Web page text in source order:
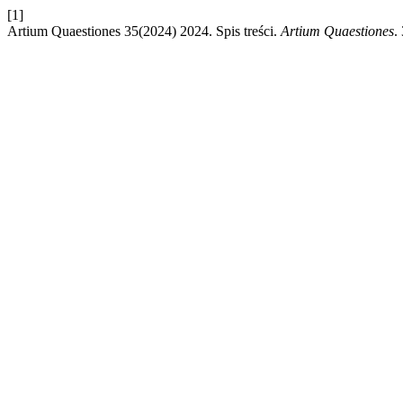
[1]
Artium Quaestiones 35(2024) 2024. Spis treści. Artium Quaestiones.